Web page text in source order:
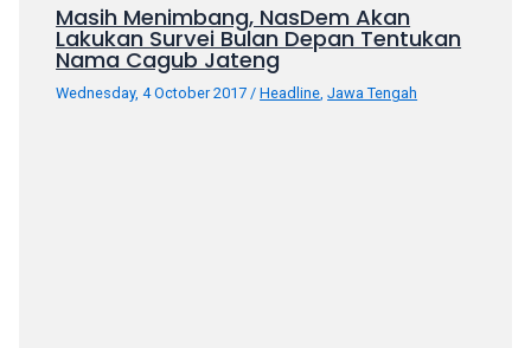
website.
Watching
Masih Menimbang, NasDem Akan
Lakukan Survei Bulan Depan Tentukan
Nama Cagub Jateng
Wednesday, 4 October 2017 /Headline ,Jawa Tengah